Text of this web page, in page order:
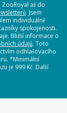
až do
. Jsem
individuálně
spokojenosti.
Bližší informace o
údajů. Toto
odhlašovacího
*Minimální
je 999 Kč. Další